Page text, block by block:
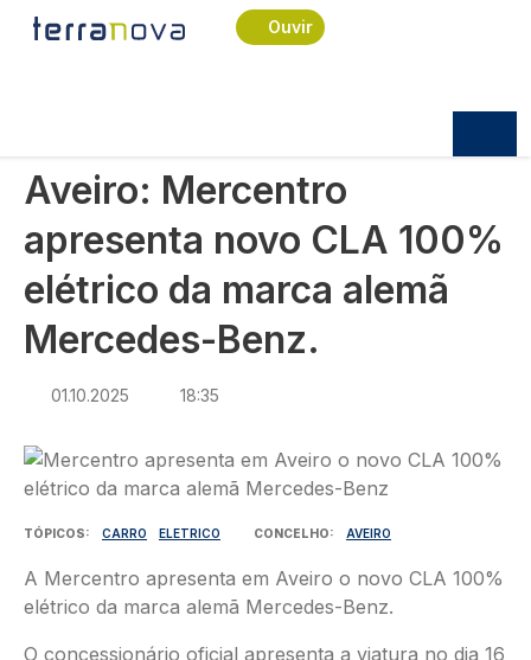
Passar para o conteúdo principal
Ouvir
Navegação estrutural
Início
Praça
Aveiro: Mercentro apresenta novo CLA 100%
Aveiro: Mercentro
apresenta novo CLA 100%
elétrico da marca alemã
Mercedes-Benz.
01.10.2025 18:35
Imagem
TÓPICOS CARRO ELETRICO CONCELHO AVEIRO
A Mercentro apresenta em Aveiro o novo CLA 100%
elétrico da marca alemã Mercedes-Benz.
O concessionário oficial apresenta a viatura no dia 16